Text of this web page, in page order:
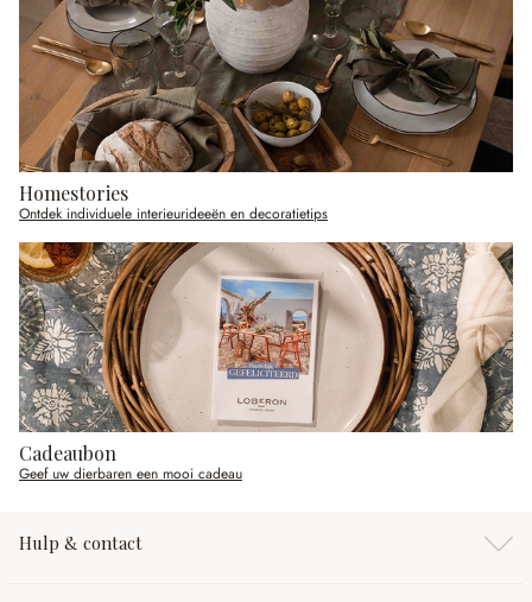
Homestories
Ontdek individuele interieurideeën en decoratietips
Cadeaubon
Geef uw dierbaren een mooi cadeau
Hulp & contact